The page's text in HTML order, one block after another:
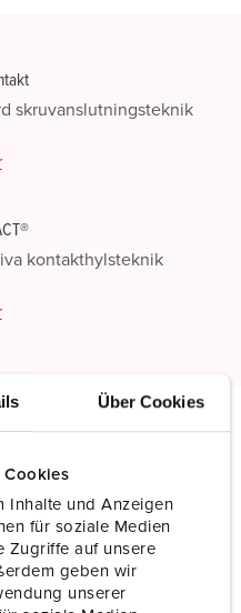
Über Cookies
Cookies
Inhalte und Anzeigen
für soziale Medien
Zugriffe auf unsere
geben wir
unserer
skruvanslutningsteknik
kontakthylsteknik
125 A
5 p